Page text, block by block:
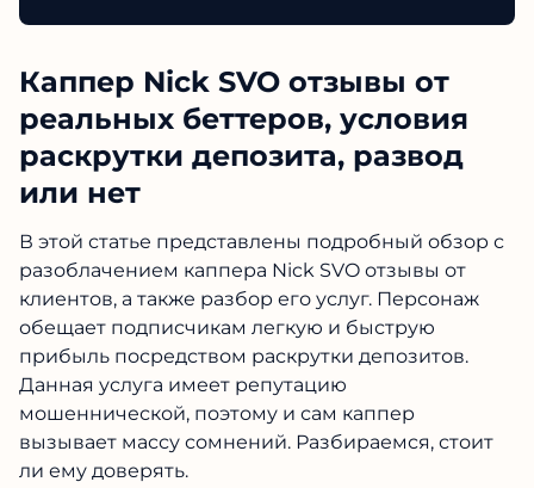
Каппер Nick SVO отзывы от
реальных беттеров, условия
раскрутки депозита, развод
или нет
В этой статье представлены подробный обзор с
разоблачением каппера Nick SVO отзывы от
клиентов, а также разбор его услуг. Персонаж
обещает подписчикам легкую и быструю
прибыль посредством раскрутки депозитов.
Данная услуга имеет репутацию
мошеннической, поэтому и сам каппер
вызывает массу сомнений. Разбираемся, стоит
ли ему доверять.